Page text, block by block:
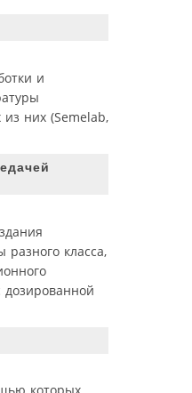
и
них (Semelab,
класса,
дозированной